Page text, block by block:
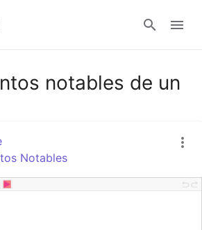
Abrir sesión
notables de un
Notables